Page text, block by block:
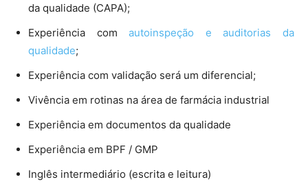
da qualidade (CAPA);
Experiência comautoinspeção e auditorias da
qualidade;
Experiência com validação será um diferencial;
Vivência em rotinas na área de farmácia industrial
Experiência em documentos da qualidade
Experiência em BPF / GMP
Inglês intermediário (escrita e leitura)